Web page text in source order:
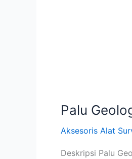
Palu
Aksesoris Alat
Deskripsi Palu